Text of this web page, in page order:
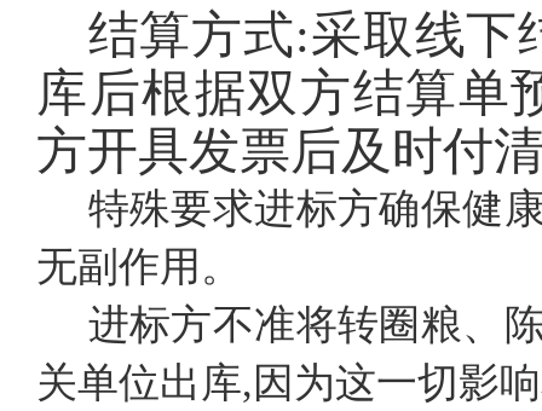
结算方式:采取线下
库后根据双方结算单
方开具发票后及时付
特殊要求进标方确保健
无副作用。
进标方不准将转圈粮、
关单位出库,因为这一切影